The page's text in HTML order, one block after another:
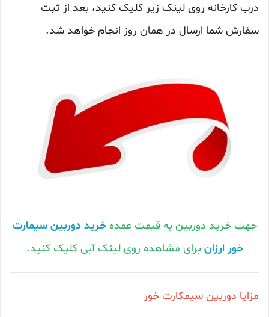
درب کارخانه روی لینک زیر کلیک کنید، بعد از ثبت
سفارش شما ارسال در همان روز انجام خواهد شد.
جهت خرید دوربین به قیمت عمده خرید دوربین سیمارت
خور ارزان برای مشاهده روی لینک آبی کلیک کنید.
مزایا دوربین سیمکارت خور